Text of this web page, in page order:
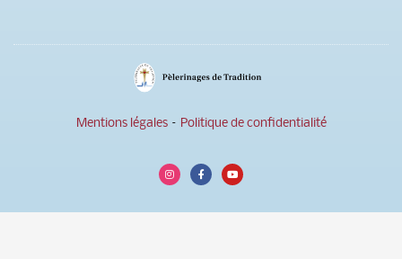
Mentions légales– Politique de confidentialité